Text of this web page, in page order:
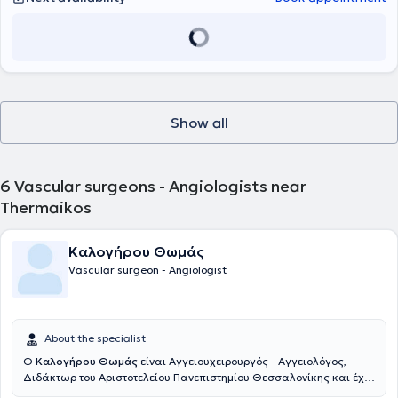
unpaid Clinical Lecturer by St George’s University of London. Upon
the University General Hospital of Patras. He is a PhD candidate at
the authorship of scientific articles, and presentations at vascular
Show all
6 Vascular surgeons - Angiologists near
Thermaikos
Καλογήρου Θωμάς
Vascular surgeon - Angiologist
About the specialist
Ο Καλογήρου Θωμάς είναι Αγγειουχειρουργός - Αγγειολόγος,
Διδάκτωρ του Αριστοτελείου Πανεπιστημίου Θεσσαλονίκης και έχει